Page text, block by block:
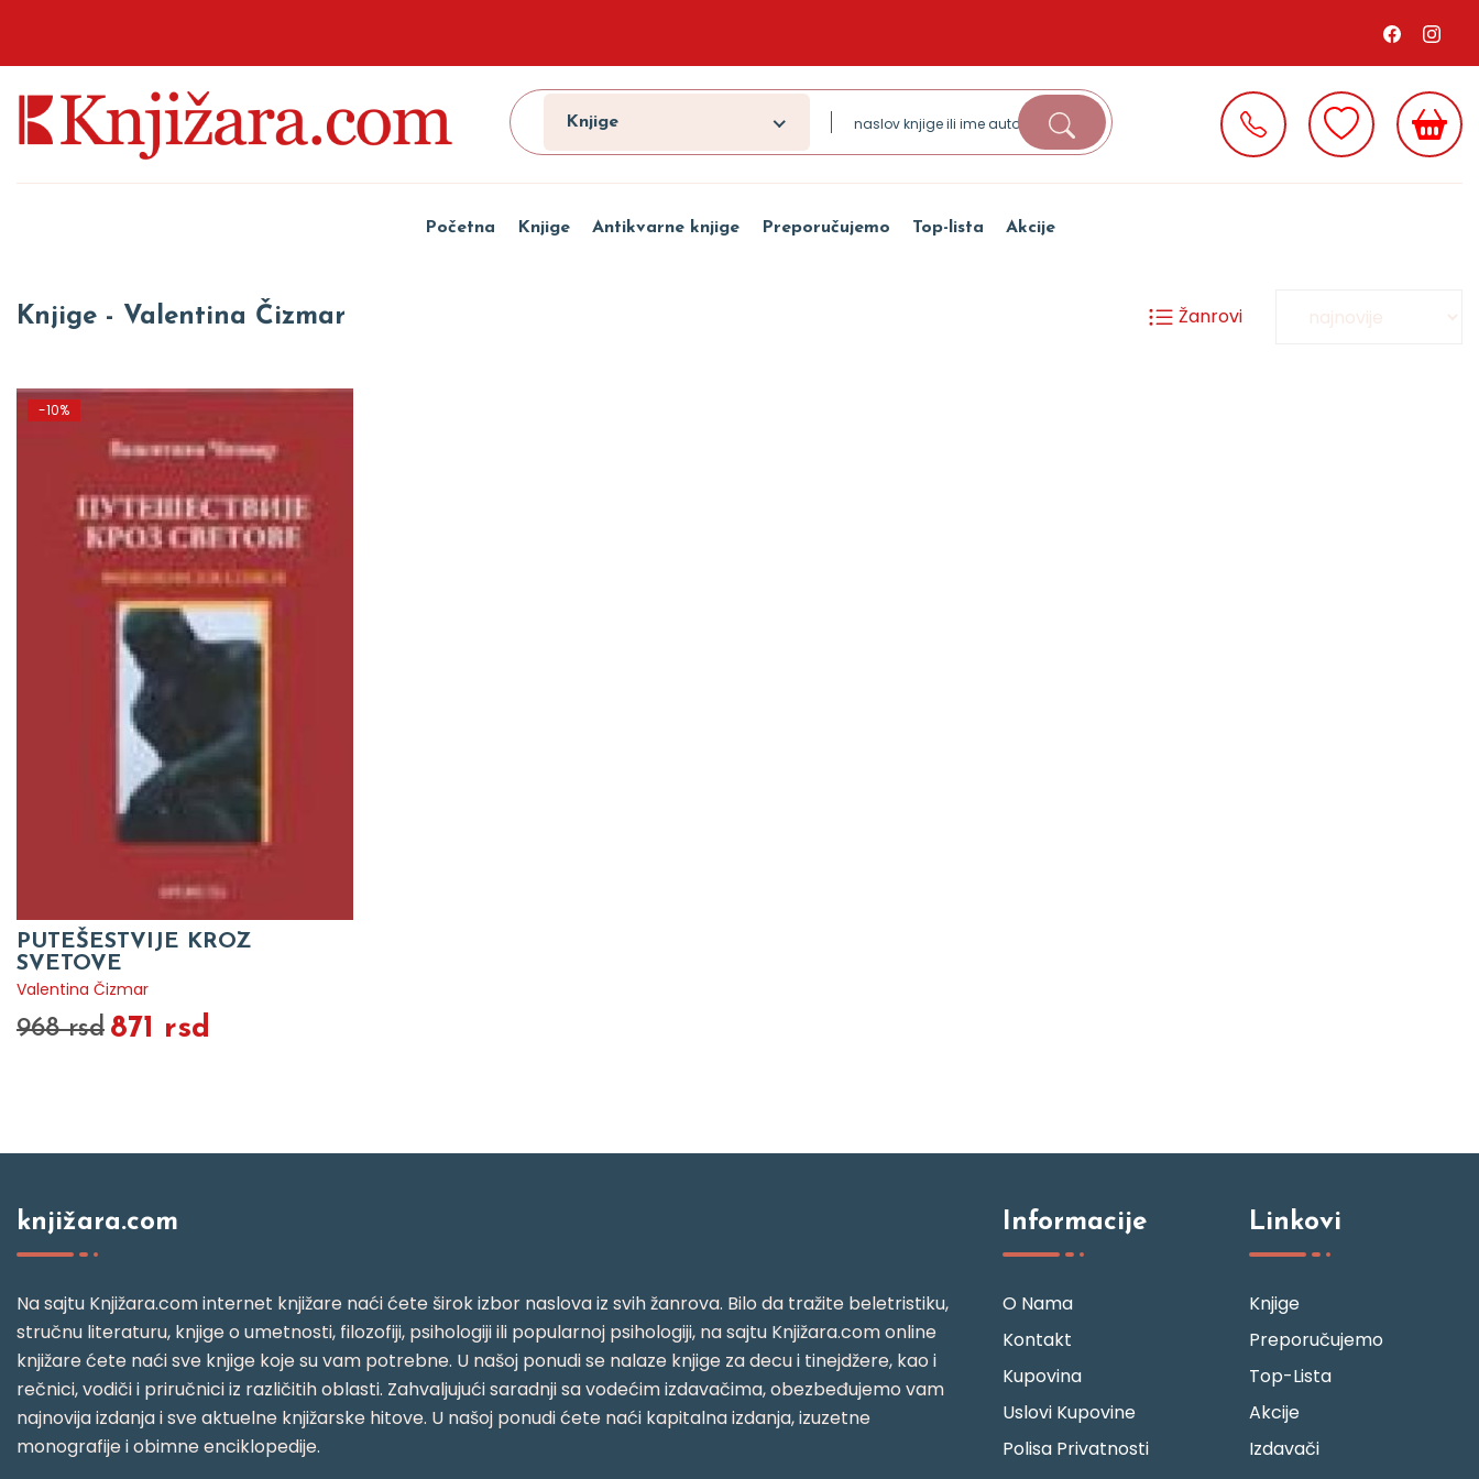
Knjige
Početna Knjige Antikvarne knjige Preporučujemo Top-lista Akcije
Knjige - Valentina Čizmar Žanrovi
-10%
PUTEŠESTVIJE KROZ
SVETOVE
Valentina Čizmar
968 rsd 871 rsd
knjižara.com
Na sajtu Knjižara.com internet knjižare naći ćete širok izbor naslova iz svih žanrova. Bilo da tražite beletristiku,
stručnu literaturu, knjige o umetnosti, filozofiji, psihologiji ili popularnoj psihologiji, na sajtu Knjižara.com online
knjižare ćete naći sve knjige koje su vam potrebne. U našoj ponudi se nalaze knjige za decu i tinejdžere, kao i
rečnici, vodiči i priručnici iz različitih oblasti. Zahvaljujući saradnji sa vodećim izdavačima, obezbeđujemo vam
najnovija izdanja i sve aktuelne knjižarske hitove. U našoj ponudi ćete naći kapitalna izdanja, izuzetne
monografije i obimne enciklopedije.
Informacije
O Nama
Kontakt
Kupovina
Uslovi Kupovine
Polisa Privatnosti
Linkovi
Knjige
Preporučujemo
Top-Lista
Akcije
Izdavači